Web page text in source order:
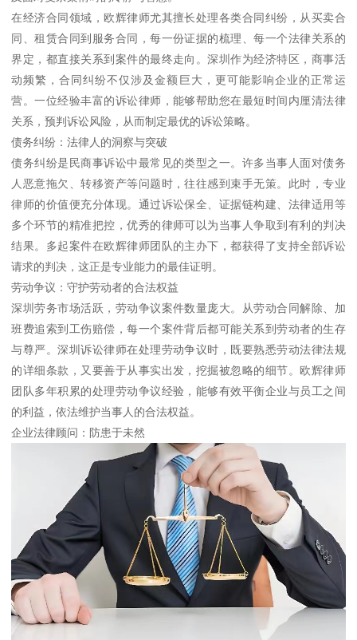
在经济合同领域，欧辉律师尤其擅长处理各类合同纠纷，从买卖合
同、租赁合同到服务合同，每一份证据的梳理、每一个法律关系的
界定，都直接关系到案件的最终走向。深圳作为经济特区，商事活
动频繁，合同纠纷不仅涉及金额巨大，更可能影响企业的正常运
营。一位经验丰富的诉讼律师，能够帮助您在最短时间内厘清法律
关系，预判诉讼风险，从而制定最优的诉讼策略。
债务纠纷：法律人的洞察与突破
债务纠纷是民商事诉讼中最常见的类型之一。许多当事人面对债务
人恶意拖欠、转移资产等问题时，往往感到束手无策。此时，专业
律师的价值便充分体现。通过诉讼保全、证据链构建、法律适用等
多个环节的精准把控，优秀的律师可以为当事人争取到有利的判决
结果。多起案件在欧辉律师团队的主办下，都获得了支持全部诉讼
请求的判决，这正是专业能力的最佳证明。
劳动争议：守护劳动者的合法权益
深圳劳务市场活跃，劳动争议案件数量庞大。从劳动合同解除、加
班费追索到工伤赔偿，每一个案件背后都可能关系到劳动者的生存
与尊严。深圳诉讼律师在处理劳动争议时，既要熟悉劳动法律法规
的详细条款，又要善于从事实出发，挖掘被忽略的细节。欧辉律师
团队多年积累的处理劳动争议经验，能够有效平衡企业与员工之间
的利益，依法维护当事人的合法权益。
企业法律顾问：防患于未然